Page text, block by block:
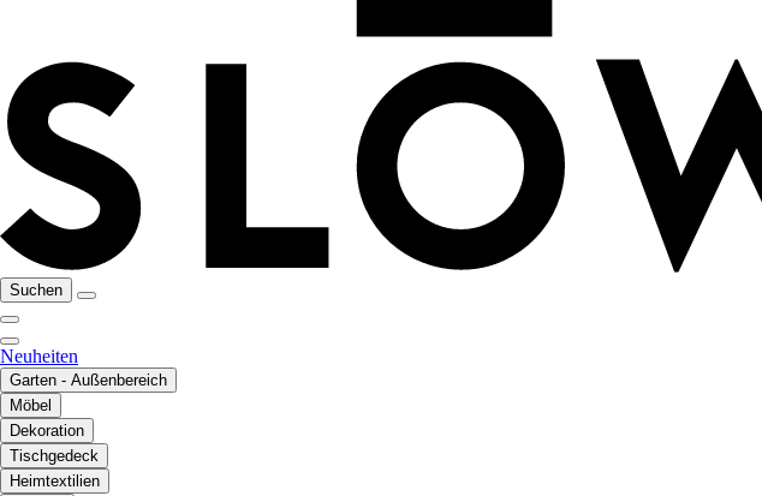
Suchen
Neuheiten
Garten - Außenbereich
Möbel
Dekoration
Tischgedeck
Heimtextilien